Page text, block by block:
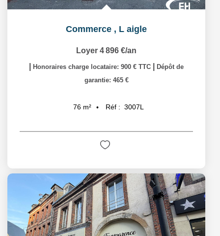
Commerce , L aigle
Loyer 4 896 €/an
Honoraires charge locataire: 900 € TTC
Dépôt de
garantie: 465 €
76 m² Réf : 3007L